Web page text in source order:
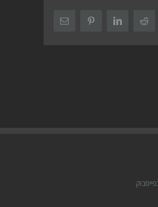
Reddit
LinkedIn
Pinterestכתובת